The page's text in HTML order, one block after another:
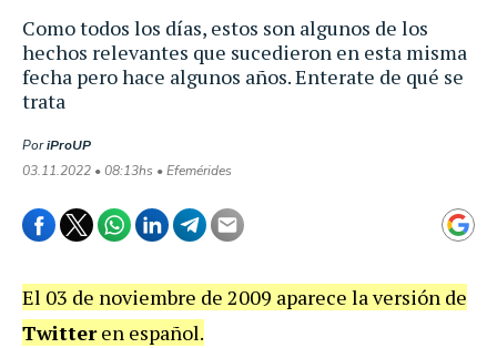
Como todos los días, estos son algunos de los
hechos relevantes que sucedieron en esta misma
fecha pero hace algunos años. Enterate de qué se
trata
PoriProUP
03.11.2022 • 08:13hs • Efemérides
El 03 de noviembre de 2009 aparece la versión de
Twitteren español.